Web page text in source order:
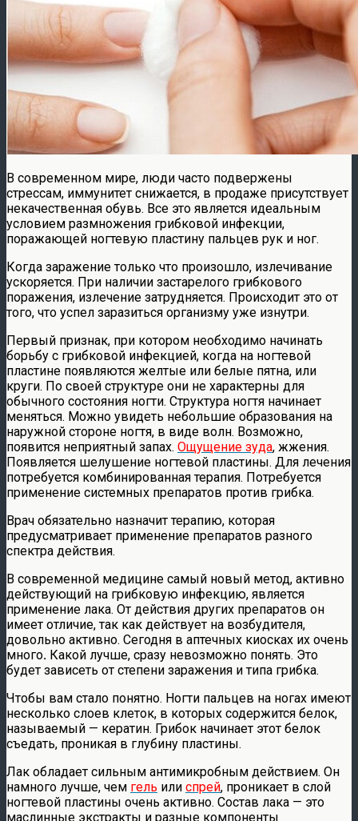
В современном мире, люди часто подвержены
стрессам, иммунитет снижается, в продаже присутствует
некачественная обувь. Все это является идеальным
условием размножения грибковой инфекции,
поражающей ногтевую пластину пальцев рук и ног.
Когда заражение только что произошло, излечивание
ускоряется. При наличии застарелого грибкового
поражения, излечение затрудняется. Происходит это от
того, что успел заразиться организму уже изнутри.
Первый признак, при котором необходимо начинать
борьбу с грибковой инфекцией, когда на ногтевой
пластине появляются желтые или белые пятна, или
круги. По своей структуре они не характерны для
обычного состояния ногти. Структура ногтя начинает
меняться. Можно увидеть небольшие образования на
наружной стороне ногтя, в виде волн. Возможно,
появится неприятный запах. Ощущение зуда, жжения.
Появляется шелушение ногтевой пластины. Для лечения
потребуется комбинированная терапия. Потребуется
применение системных препаратов против грибка.
Врач обязательно назначит терапию, которая
предусматривает применение препаратов разного
спектра действия.
В современной медицине самый новый метод, активно
действующий на грибковую инфекцию, является
применение лака. От действия других препаратов он
имеет отличие, так как действует на возбудителя,
довольно активно. Сегодня в аптечных киосках их очень
много. Какой лучше, сразу невозможно понять. Это
будет зависеть от степени заражения и типа грибка.
Чтобы вам стало понятно. Ногти пальцев на ногах имеют
несколько слоев клеток, в которых содержится белок,
называемый — кератин. Грибок начинает этот белок
съедать, проникая в глубину пластины.
Лак обладает сильным антимикробным действием. Он
намного лучше, чем гель или спрей, проникает в слой
ногтевой пластины очень активно. Состав лака — это
маслинные экстракты и разные компоненты